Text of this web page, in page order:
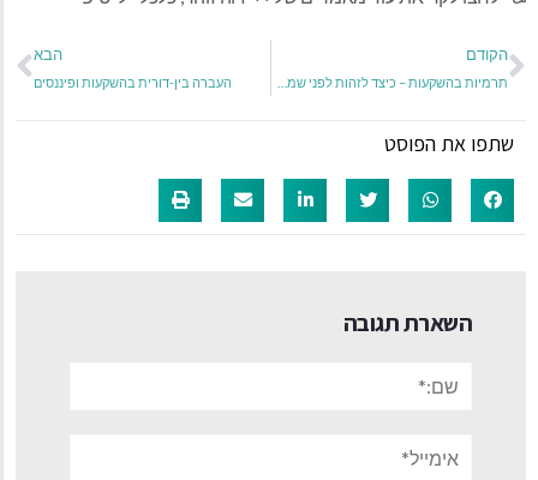
הקודם הבא
העברה בין-דורית בהשקעות ופיננסים
שתפו את הפוסט
השארת תגובה